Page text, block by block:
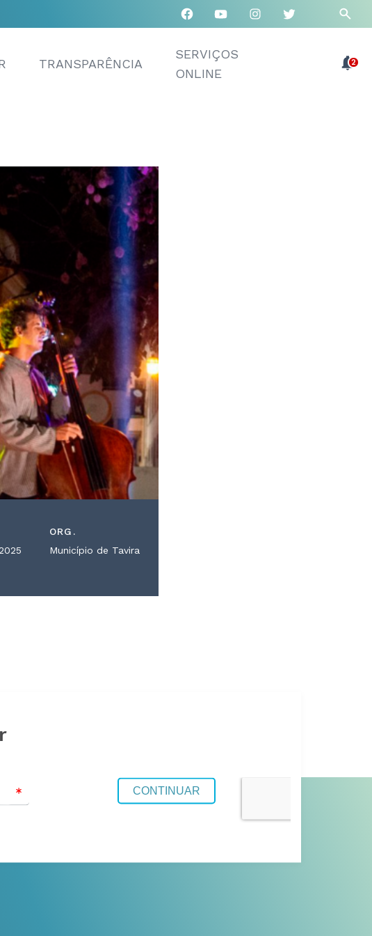
TRANSPARÊNCIA
SERVIÇOS
ONLINE
2
ORG.
Município de Tavira